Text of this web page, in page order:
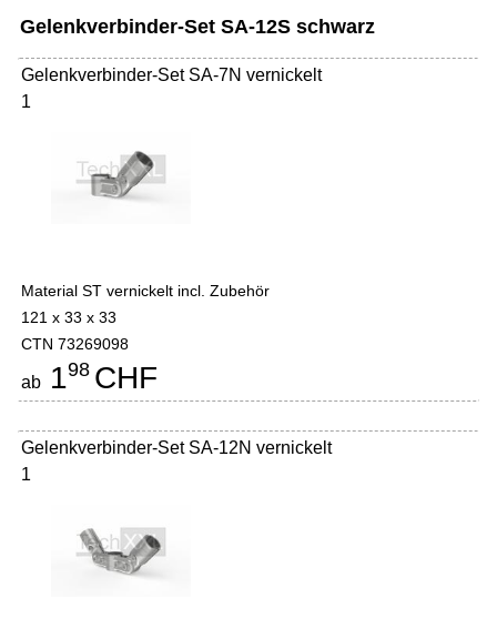
Gelenkverbinder-Set SA-12S schwarz
Gelenkverbinder-Set SA-7N vernickelt
1
Material ST vernickelt incl. Zubehör
121 x 33 x 33
CTN 73269098
ab 198 CHF
Gelenkverbinder-Set SA-12N vernickelt
1